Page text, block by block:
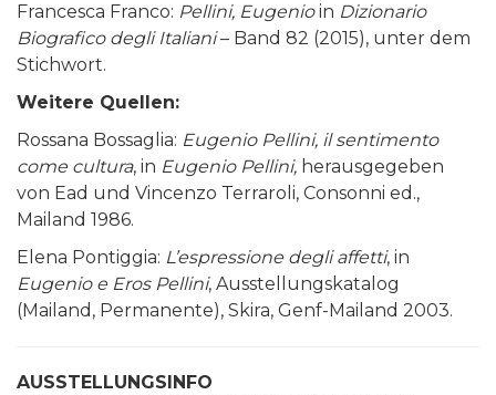
Francesca Franco: Pellini, Eugenioin Dizionario
Biografico degli Italiani– Band 82 (2015), unter dem
Stichwort.
Weitere Quellen:
Rossana Bossaglia: Eugenio Pellini, il sentimento
come cultura, in Eugenio Pellini, herausgegeben
von Ead und Vincenzo Terraroli, Consonni ed.,
Mailand 1986.
Elena Pontiggia: L’espressione degli affetti, in
Eugenio e Eros Pellini, Ausstellungskatalog
(Mailand, Permanente), Skira, Genf-Mailand 2003.
AUSSTELLUNGSINFO